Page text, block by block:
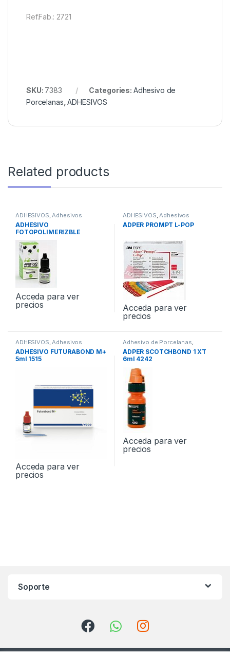
Ref.Fab.: 2721
SKU: 7383 Categories: Adhesivo de
Porcelanas ,ADHESIVOS
Related products
ADHESIVOS,Adhesivos
Universales
ADHESIVO
FOTOPOLIMERIZBLE
Acceda para ver
precios
ADHESIVOS,Adhesivos
Universales
ADPER PROMPT L-POP
Acceda para ver
precios
ADHESIVOS Adhesivos
ADHESIVO FUTURABOND M+
5ml 1515
Acceda para ver
precios
Adhesivo de Porcelanas
ADPER SCOTCHBOND 1 XT
6ml 4242
Acceda para ver
precios
Soporte